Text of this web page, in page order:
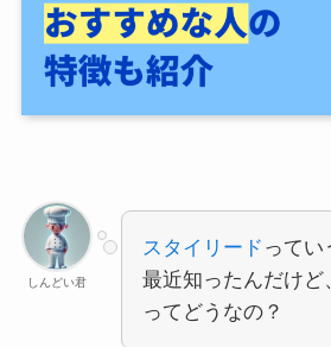
しんどい君
スタイリード ってい
最近知ったんだけど
ってどうなの？